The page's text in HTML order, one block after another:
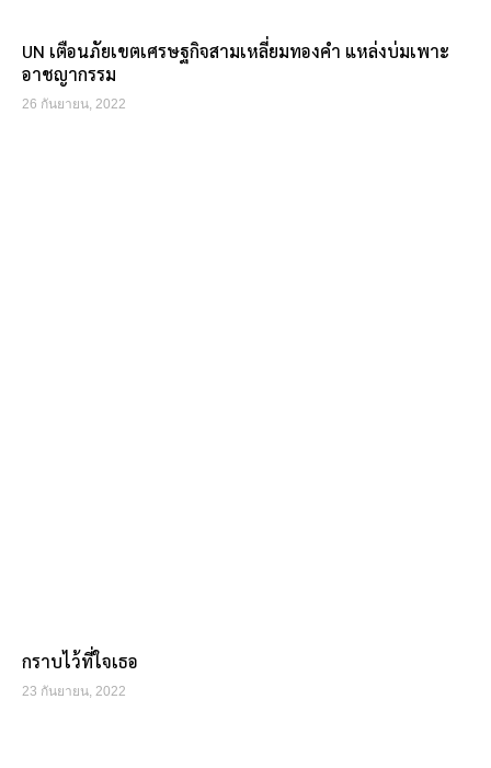
UN เตือนภัยเขตเศรษฐกิจสามเหลี่ยมทองคำ แหล่งบ่มเพาะ
อาชญากรรม
26 กันยายน, 2022
กราบไว้ที่ใจเธอ
23 กันยายน, 2022